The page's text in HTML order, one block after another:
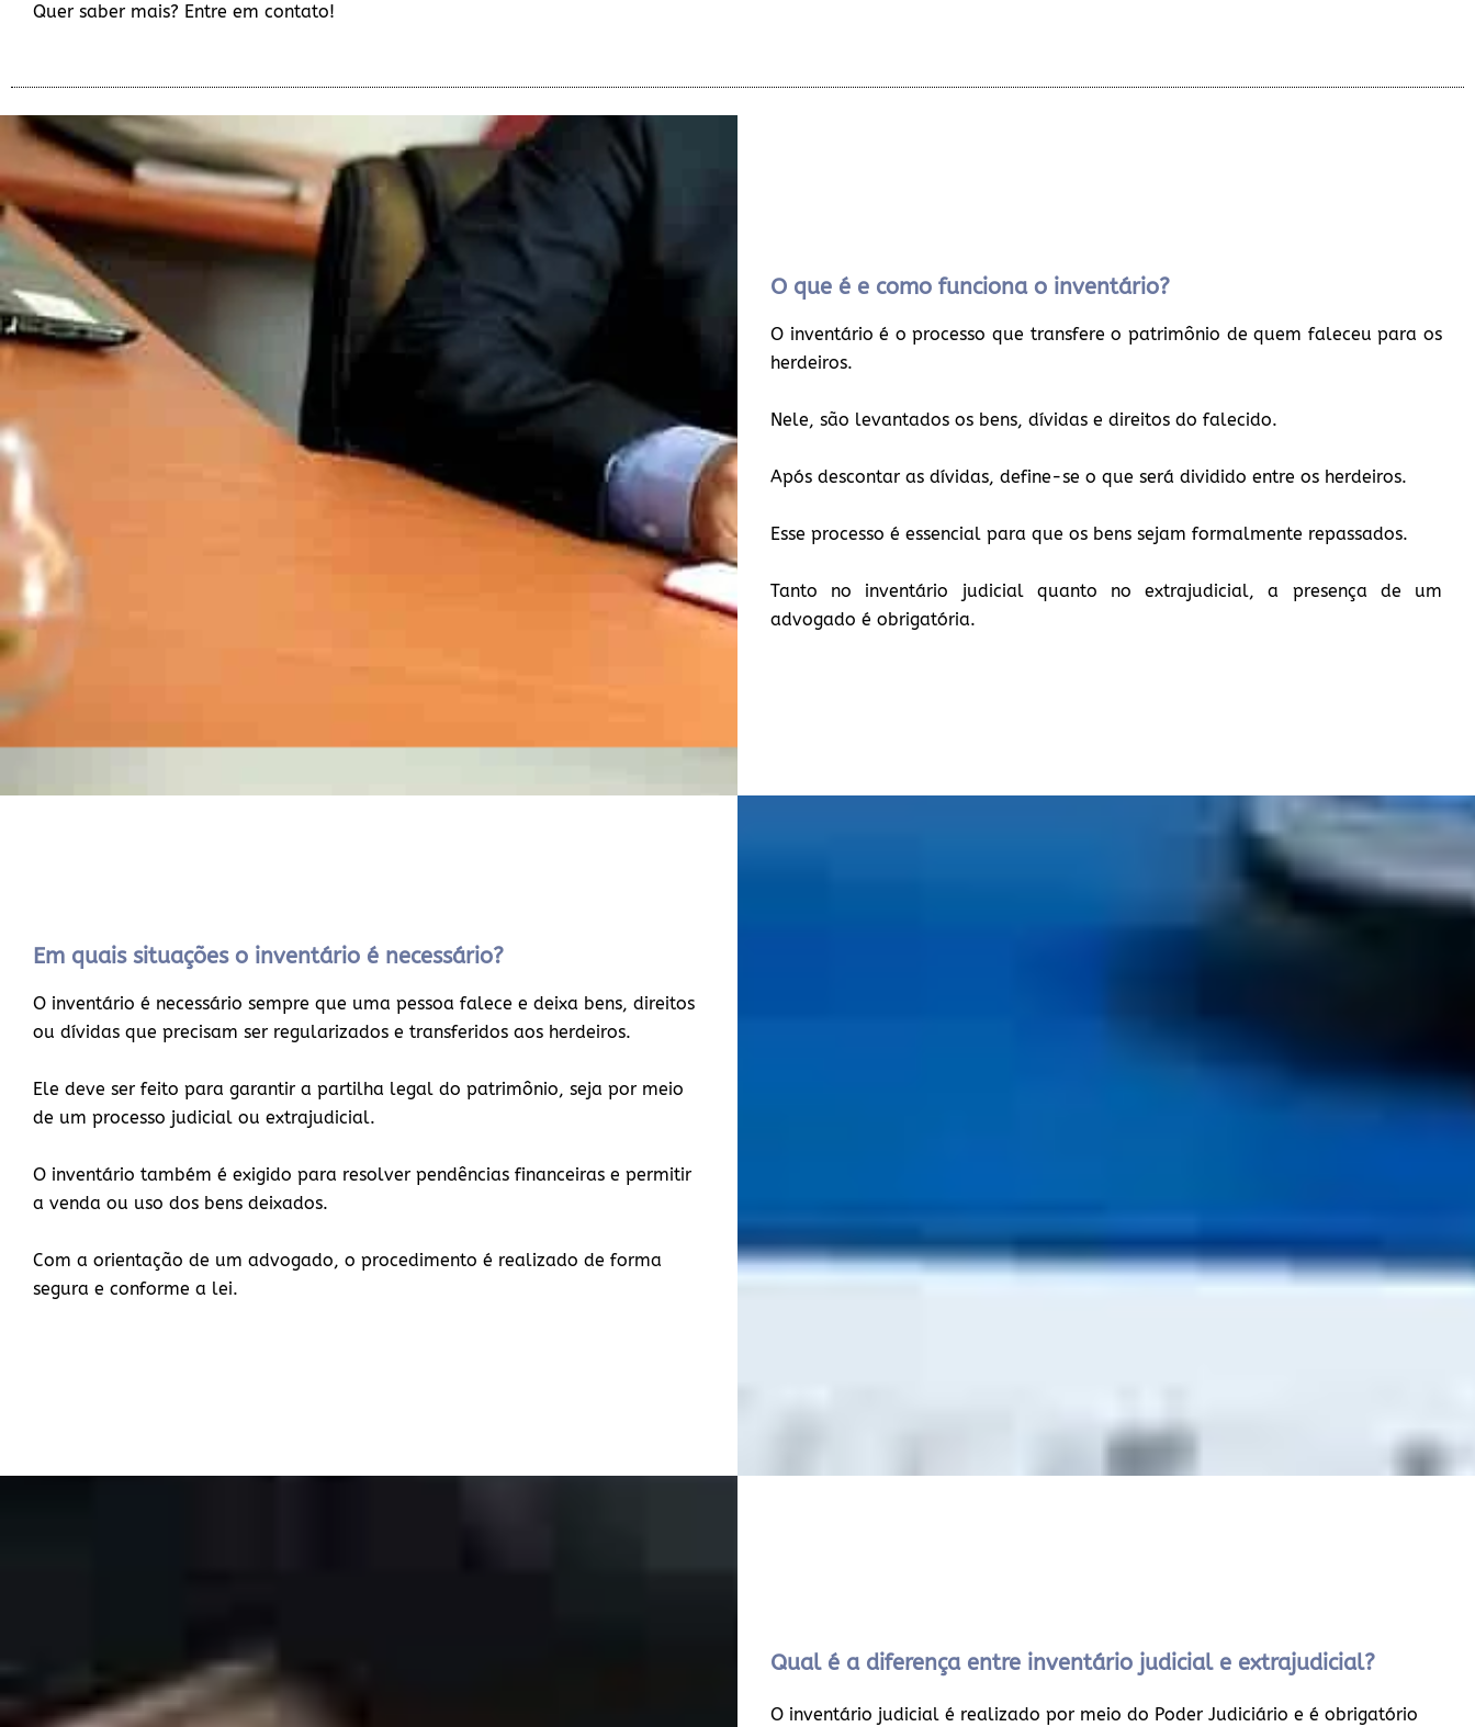
Quer saber mais? Entre em contato!
O que é e como funciona o inventário?
O inventário é o processo que transfere o patrimônio de quem faleceu para os
herdeiros.
Nele, são levantados os bens, dívidas e direitos do falecido.
Após descontar as dívidas, define-se o que será dividido entre os herdeiros.
Esse processo é essencial para que os bens sejam formalmente repassados.
Tanto no inventário judicial quanto no extrajudicial, a presença de um
advogado é obrigatória.
Em quais situações o inventário é necessário?
O inventário é necessário sempre que uma pessoa falece e deixa bens, direitos
ou dívidas que precisam ser regularizados e transferidos aos herdeiros.
Ele deve ser feito para garantir a partilha legal do patrimônio, seja por meio
de um processo judicial ou extrajudicial.
O inventário também é exigido para resolver pendências financeiras e permitir
a venda ou uso dos bens deixados.
Com a orientação de um advogado, o procedimento é realizado de forma
segura e conforme a lei.
Qual é a diferença entre inventário judicial e extrajudicial?
O inventário judicial é realizado por meio do Poder Judiciário e é obrigatório